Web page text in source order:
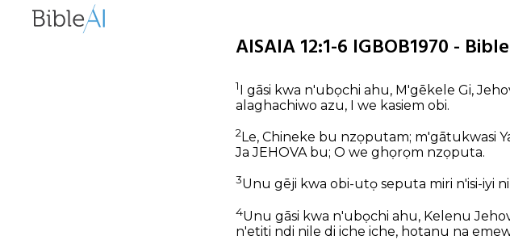
AISAIA 12:1-6 IGBOB1970 -
1I gāsi kwa n'ubọchi ahu, M'gēkele Gi,
alaghachiwo azu, I we kasiem obi.
2 Le, Chineke bu nzọputam; m'gātukwasi
Ja JEHOVA bu; O we ghọrọm nzọputa.
3Unu gēji kwa obi-utọ seputa miri n'isi-iyi
4Unu gāsi kwa n'ubọchi ahu, Kelenu
n'etiti ndi nile di iche iche, hotanu na